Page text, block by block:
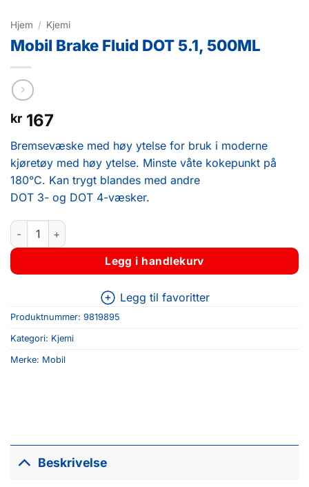
Hjem / Kjemi
Mobil Brake Fluid DOT 5.1, 500ML
kr 167
Bremsevæske med høy ytelse for bruk i moderne
kjøretøy med høy ytelse. Minste våte kokepunkt på
180°C. Kan trygt blandes med andre
DOT 3- og DOT 4-væsker.
Mobil Brake Fluid DOT 5.1, 500ML antall
Legg i handlekurv
Legg til favoritter
Produktnummer: 9819895
Kategori: Kjemi
Merke: Mobil
Beskrivelse